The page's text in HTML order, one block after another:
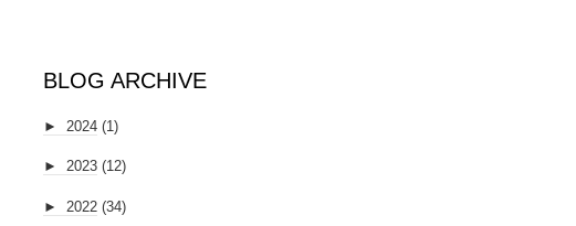
BLOG ARCHIVE
► 2024 (1)
► 2023 (12)
► 2022 (34)